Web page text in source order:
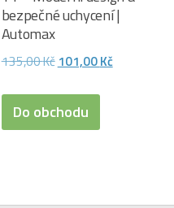
bezpečné uchycení |
Automax
135,00Kč Původní
byla:
135,00 Kč.
101,00KčAktuální
Do obchodu